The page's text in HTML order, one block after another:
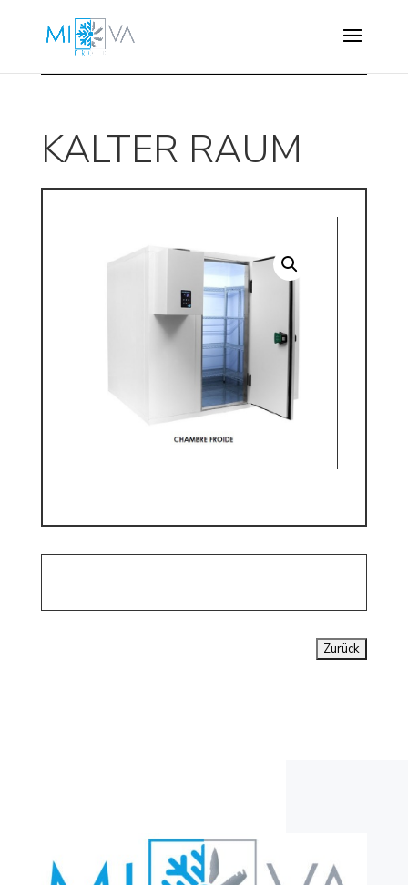
KALTER RAUM